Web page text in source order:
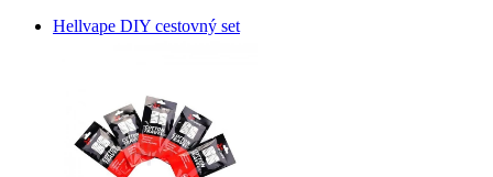
Hellvape DIY cestovný set